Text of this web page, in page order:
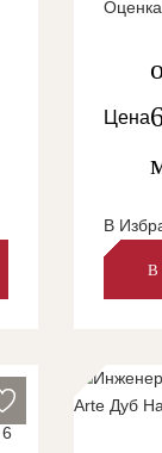
Оценка
Цена
В
В